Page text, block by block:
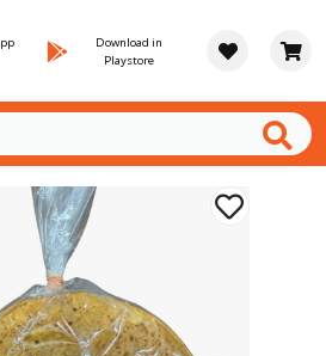
Download in
Playstore